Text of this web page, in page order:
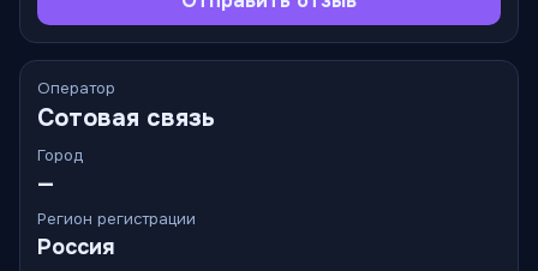
Оператор
Сотовая связь
Город
—
Регион регистрации
Россия